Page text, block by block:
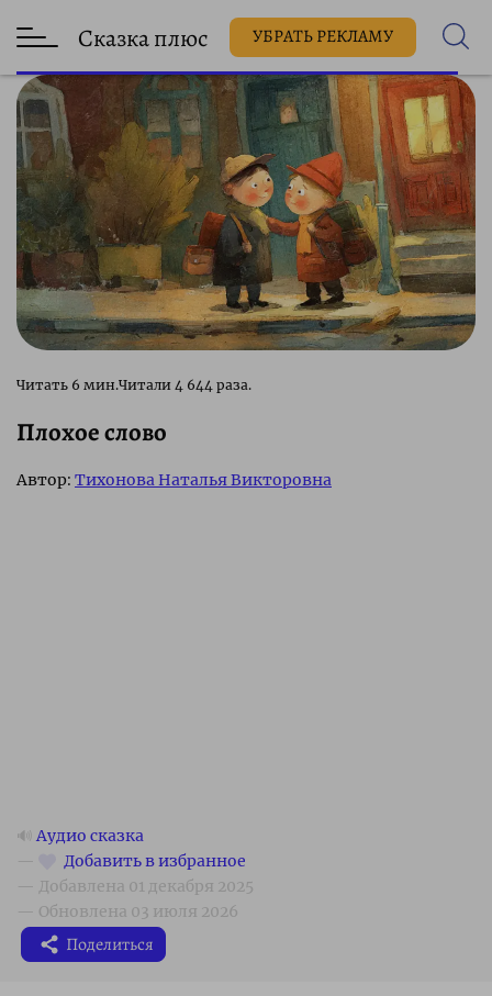
Сказка плюс УБРАТЬ РЕКЛАМУ
4 644 раза.
Плохое слово
Автор: Тихонова Наталья Викторовна
🔊 Аудио сказка
Поделиться